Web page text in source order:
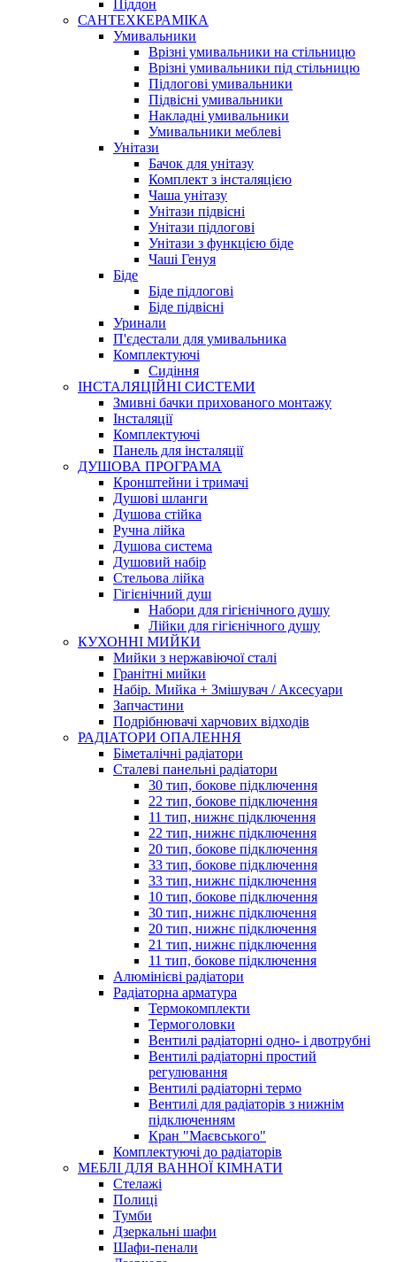
Піддон
САНТЕХКЕРАМІКА
Умивальники
Врізні умивальники на стільницю
Врізні умивальники під стільницю
Підлогові умивальники
Підвісні умивальники
Накладні умивальники
Умивальники меблеві
Унітази
Бачок для унітазу
Комплект з інсталяцією
Чаша унітазу
Унітази підвісні
Унітази підлогові
Унітази з функцією біде
Чаші Генуя
Біде
Біде підлогові
Біде підвісні
Уринали
П'єдестали для умивальника
Комплектуючі
Сидіння
ІНСТАЛЯЦІЙНІ СИСТЕМИ
Змивні бачки прихованого монтажу
Інсталяції
Комплектуючі
Панель для інсталяції
ДУШОВА ПРОГРАМА
Кронштейни і тримачі
Душові шланги
Душова стійка
Ручна лійка
Душова система
Душовий набір
Стельова лійка
Гігієнічний душ
Набори для гігієнічного душу
Лійки для гігієнічного душу
КУХОННІ МИЙКИ
Мийки з нержавіючої сталі
Гранітні мийки
Набір. Мийка + Змішувач / Аксесуари
Запчастини
Подрібнювачі харчових відходів
РАДІАТОРИ ОПАЛЕННЯ
Біметалічні радіатори
Сталеві панельні радіатори
30 тип, бокове підключення
22 тип, бокове підключення
11 тип, нижнє підключення
22 тип, нижнє підключення
20 тип, бокове підключення
33 тип, бокове підключення
33 тип, нижнє підключення
10 тип, бокове підключення
30 тип, нижнє підключення
20 тип, нижнє підключення
21 тип, нижнє підключення
11 тип, бокове підключення
Алюмінієві радіатори
Радіаторна арматура
Термокомплекти
Термоголовки
Вентилі радіаторні одно- і двотрубні
Вентилі радіаторні простий
регулювання
Вентилі радіаторні термо
Вентилі для радіаторів з нижнім
підключенням
Кран "Маєвського"
Комплектуючі до радіаторів
МЕБЛІ ДЛЯ ВАННОЇ КІМНАТИ
Стелажі
Полиці
Тумби
Дзеркальні шафи
Шафи-пенали